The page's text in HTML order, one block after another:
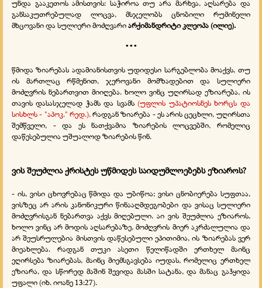
უნდა გააკეთოს ამისთვის: საჭიროა თუ არა მარხვა, აღსარება და
განსაკუთრებულად ლოცვა, მსჯელობს ცნობილი რუმინელი
მხცოვანი და სულიერი მოძღვარიარქიმანდრიტი კლეოპა (ილიე).
* * *
წმიდა ზიარებას ადამიანისთვის უდიდესი სარგებლობა მოაქვს, თუ
ის მართლაც რწმენით, ჯეროვანი მომზადებით და სულიერი
მოძღვრის ნებართვით მიიღება. ხოლო ვინც უღირსად ეზიარება, ის
თავის დასასჯელად ჭამს და სვამს(უფლის უპატიოსნეს ხორცს და
სისხლს - "აპოკ." რედ.),რადგან ზიარება - ეს არის ცეცხლი, უღირსთა
შემწველი, - და ეს ნათქვამია ზიარების ლოცვებში, რომელიც
დაწესებულია უშუალოდ ზიარების წინ.
ვის შეუძლია ქრისტეს უწმიდეს საიდუმლოებებს ეზიაროს?
- ის, ვისი ცხოვრებაც წმიდა და უბიწოა; ვისი ცნობიერება სუფთაა,
ვისზეც არ არის კანონიკური წინააღმდეგობები და ვისაც სულიერი
მოძღვრისგან ნებართვა აქვს მიღებული. აი ვის შეუძლია ეზიაროს,
ხოლო ვინც არ მოდის აღსარებაზე, მოძღვრის მიერ აკრძალულია და
არ შეუსრულებია მისთვის დაწესებული ეპითიმია, ის ზიარებას ვერ
მიეახლება. რადგან თუკი ასეთი წელიწადში ერთხელ მაინც
ეღირსება ზიარებას, მაინც მიემსგავსება იუდას, რომელიც ერთხელ
ეზიარა, და სწორედ მაშინ შევიდა მასში სატანა, და მანაც გაჰყიდა
უფალი (იხ. იოანე 13:27).